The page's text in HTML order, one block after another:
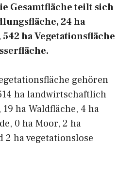
Gesamtfläche teilt sich
24 ha
ha Vegetationsfläche
gehören
ha landwirtschaftlich
ha Waldfläche, 4 ha
0 ha Moor, 2 ha
2 ha vegetationslose